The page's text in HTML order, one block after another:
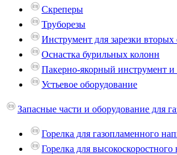
Скреперы
Труборезы
Инструмент для зарезки вторых
Оснастка бурильных колонн
Пакерно-якорный инструмент
Устьевое оборудование
Запасные части и оборудование для
Горелка для газопламенного
Горелка для